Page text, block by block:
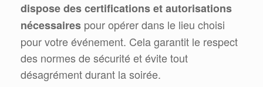
dispose des certifications et autorisations
nécessaires pour opérer dans le lieu choisi
pour votre événement. Cela garantit le respect
des normes de sécurité et évite tout
désagrément durant la soirée.